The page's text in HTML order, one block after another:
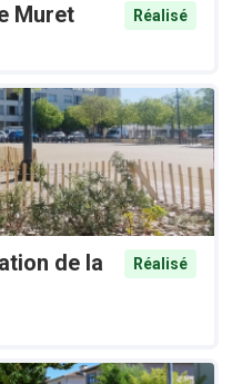
Muret
Réalisé
de la
Réalisé